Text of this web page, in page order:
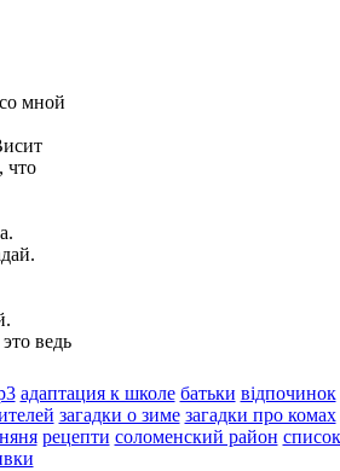
мной
что
ведь
адаптация к школе батьки відпочинок
загадки о зиме загадки про комах
няня рецепти соломенский район